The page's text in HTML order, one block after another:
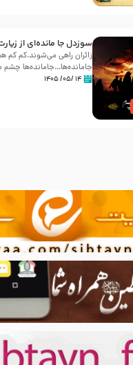
سوزدل جا مانده‌ای از
زائران راهی می‌شوند،کم‌ کم
جامانده‌ها…جامانده‌ها
۱۴ /۰۵/ ۱۴۰۵